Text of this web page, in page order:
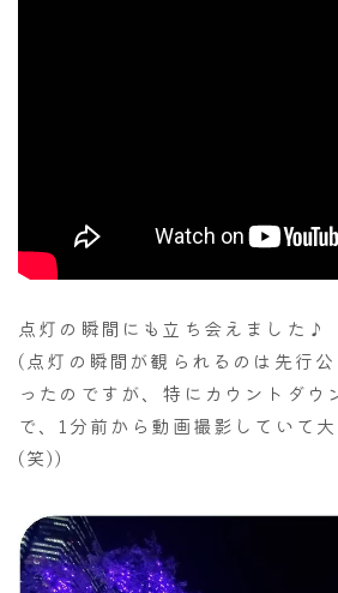
点灯の瞬間にも立ち会えました♪
(点灯の瞬間が観られるのは先行
ったのですが、特にカウントダウ
で、1分前から動画撮影していて大
(笑))